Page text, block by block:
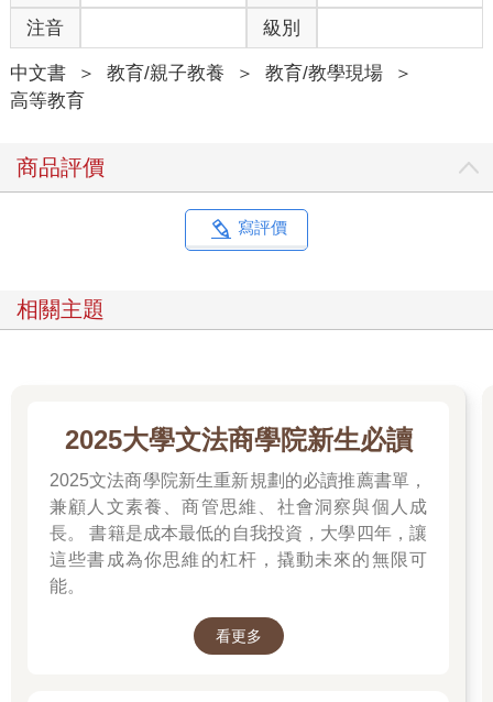
注音 級別
中文書 ＞ 教育/親子教養 ＞ 教育/教學現場
＞
高等教育
商品評價
寫評價
相關主題
2025大學文法商學院新生必讀
2025文法商學院新生重新規劃的必讀推薦書單，
兼顧人文素養、商管思維、社會洞察與個人成
長。 書籍是成本最低的自我投資，大學四年，讓
這些書成為你思維的杠杆，撬動未來的無限可
能。
看更多